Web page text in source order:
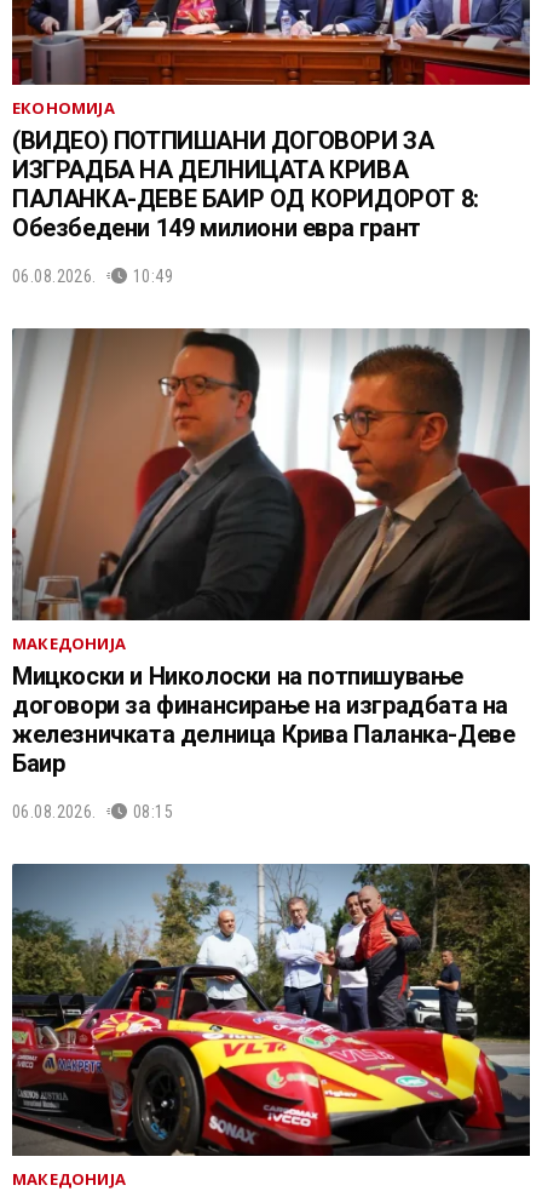
ЕКОНОМИЈА
(ВИДЕО) ПОТПИШАНИ ДОГОВОРИ ЗА
ИЗГРАДБА НА ДЕЛНИЦАТА КРИВА
ПАЛАНКА-ДЕВЕ БАИР ОД КОРИДОРОТ 8:
Обезбедени 149 милиони евра грант
06.08.2026. 10:49
МАКЕДОНИЈА
Мицкоски и Николоски на потпишување
договори за финансирање на изградбата на
железничката делница Крива Паланка-Деве
Баир
06.08.2026. 08:15
МАКЕДОНИЈА